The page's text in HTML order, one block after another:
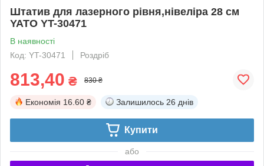
Штатив для лазерного рівня,нівеліра 28 см
YATO YT-30471
В наявності
Код: YT-30471
Роздріб
813,40 ₴ 830 ₴
Економія 16.60 ₴ Залишилось 26 днів
Купити
або